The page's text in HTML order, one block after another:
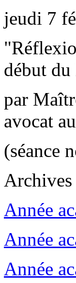
jeudi 7
début
par
avocat
(séance
Archives
Année
Année
Année